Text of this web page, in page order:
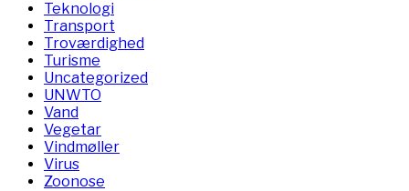
Teknologi
Transport
Troværdighed
Turisme
Uncategorized
UNWTO
Vand
Vegetar
Vindmøller
Virus
Zoonose